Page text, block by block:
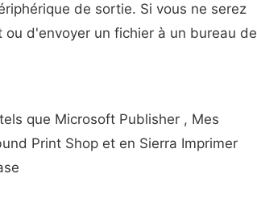
de sortie. Si vous ne serez
d'envoyer un fichier à un bureau de
que Microsoft Publisher , Mes
Print Shop et en Sierra Imprimer